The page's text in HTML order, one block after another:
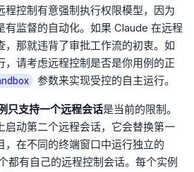
程控制有意强制执行权限模型，因为
有监督的自动化。如果 Claude 在远程
，那就违背了审批工作流的初衷。如
，请考虑远程控制是否是你用例的正
参数来实现受控的自主运行。
支持一个远程会话是当前的限制。
启动第二个远程会话，它会替换第一
，在不同的终端窗口中运行独立的
都有自己的远程控制会话。每个实例